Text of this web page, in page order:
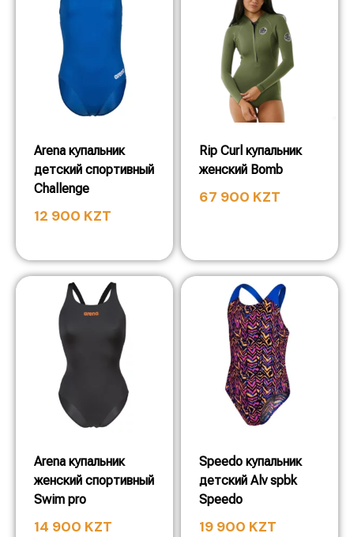
Arena купальник
детский спортивный
Challenge
12 900 KZT
Rip Curl купальник
женский Bomb
67 900 KZT
Arena купальник
женский спортивный
Swim pro
14 900 KZT
Speedo купальник
детский Alv spbk
Speedo
19 900 KZT